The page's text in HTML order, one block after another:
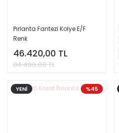
Pırlanta Fantezi Kolye E/F
Renk
46.420,00 TL
84.400,00 TL
%45
YENİ